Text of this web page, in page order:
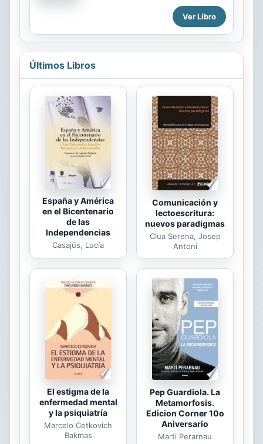
tan malas las abejas? Una divertida
historia con la que los lectores
podrán interactuar mientras prueban
todos los gestos con los que
nightingale, green leaves, and a
great bunch of goose feathers.
Ver Libro
Últimos Libros
España y América
en el Bicentenario
de las
Independencias
Casajús, Lucía
Comunicación y
lectoescritura:
nuevos paradigmas
Clua Serena, Josep
Antoni
El estigma de la
enfermedad mental
y la psiquiatría
Marcelo Cetkovich
Bakmas
Pep Guardiola. La
Metamorfosis.
Edicion Corner 10o
Aniversario
Marti Perarnau